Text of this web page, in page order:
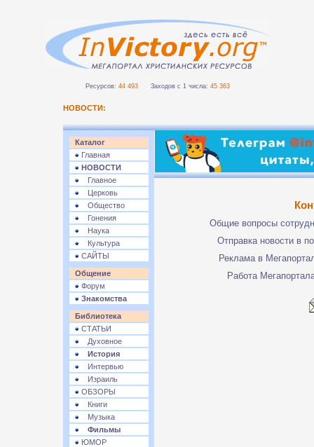
Ресурсов: 44 493 Заходов с 1 числа: 45 363
НОВОСТИ:
Каталог
Главная
НОВОСТИ
Главное
Церковь
Общество
Гонения
Наука
Культура
САЙТЫ
Общение
Форум
Знакомства
Библиотека
СТАТЬИ
Духовное
История
Интервью
Израиль
ОБЗОРЫ
Книги
Музыка
Фильмы
ЮМОР
Общие вопросы
Отправка новости в
Реклама в
Работа